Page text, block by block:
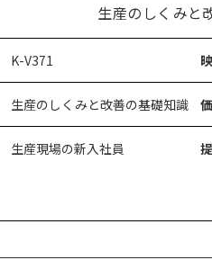
生産のしくみと
K-V371
生産のしくみと改善の基礎知識
生産現場の新入社員